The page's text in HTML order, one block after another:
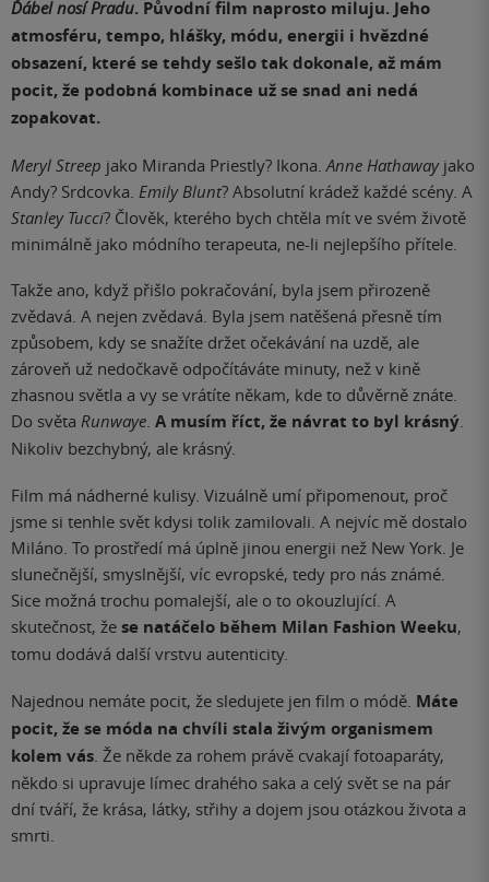
Ďábel nosí Pradu. Původní film naprosto miluju. Jeho
atmosféru, tempo, hlášky, módu, energii i hvězdné
obsazení, které se tehdy sešlo tak dokonale, až mám
pocit, že podobná kombinace už se snad ani nedá
zopakovat.
Meryl Streep jako Miranda Priestly? Ikona. Anne Hathawayjako
Andy? Srdcovka. Emily Blunt? Absolutní krádež každé scény. A
Stanley Tucci? Člověk, kterého bych chtěla mít ve svém životě
minimálně jako módního terapeuta, ne-li nejlepšího přítele.
Takže ano, když přišlo pokračování, byla jsem přirozeně
zvědavá. A nejen zvědavá. Byla jsem natěšená přesně tím
způsobem, kdy se snažíte držet očekávání na uzdě, ale
zároveň už nedočkavě odpočítáváte minuty, než v kině
zhasnou světla a vy se vrátíte někam, kde to důvěrně znáte.
Do světa Runwaye. A musím říct, že návrat to byl krásný.
Nikoliv bezchybný, ale krásný.
Film má nádherné kulisy. Vizuálně umí připomenout, proč
jsme si tenhle svět kdysi tolik zamilovali. A nejvíc mě dostalo
Miláno. To prostředí má úplně jinou energii než New York. Je
slunečnější, smyslnější, víc evropské, tedy pro nás známé.
Sice možná trochu pomalejší, ale o to okouzlující. A
skutečnost, že se natáčelo během Milan Fashion Weeku,
tomu dodává další vrstvu autenticity.
Najednou nemáte pocit, že sledujete jen film o módě. Máte
pocit, že se móda na chvíli stala živým organismem
kolem vás . Že někde za rohem právě cvakají fotoaparáty,
někdo si upravuje límec drahého saka a celý svět se na pár
dní tváří, že krása, látky, střihy a dojem jsou otázkou života a
smrti.